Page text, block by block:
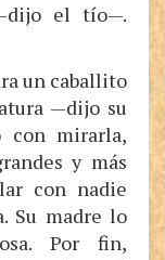
el tío—.
un caballito
—dijo su
con mirarla,
y más
con nadie
Su madre lo
Por fin,